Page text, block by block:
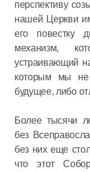
перспективу
нашей Церкви
его повестку
механизм,
устраивающий
которым мы не
будущее, либо
Более тысячи
без
без них еще
что этот